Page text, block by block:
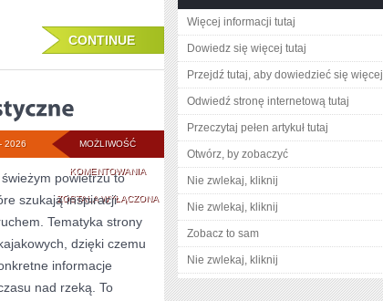
CONTINUE
MOŻLIWOŚĆ
KOMENTOWANIAŻEGLARSTWO
TURYSTYCZNE
ZOSTAŁA WYŁĄCZONA
2026
powietrzu to
szukają inspiracji
Tematyka strony
dzięki czemu
informacje
nad rzeką. To
Więcej informacji tutaj
Dowiedz się więcej tutaj
Przejdź tutaj, aby dowiedzieć się więcej
Odwiedź stronę internetową tutaj
Przeczytaj pełen artykuł tutaj
Otwórz, by zobaczyć
Nie zwlekaj, kliknij
Nie zwlekaj, kliknij
Zobacz to sam
Nie zwlekaj, kliknij